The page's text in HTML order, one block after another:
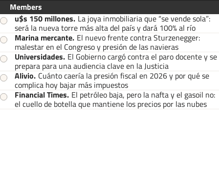
Members
u$s 150 millones. La joya inmobiliaria que “se vende sola”:
será la nueva torre más alta del país y dará 100% al río
Marina mercante. El nuevo frente contra Sturzenegger:
malestar en el Congreso y presión de las navieras
Universidades. El Gobierno cargó contra el paro docente y se
prepara para una audiencia clave en la Justicia
Alivio. Cuánto caería la presión fiscal en 2026 y por qué se
complica hoy bajar más impuestos
Financial Times. El petróleo baja, pero la nafta y el gasoil no:
el cuello de botella que mantiene los precios por las nubes